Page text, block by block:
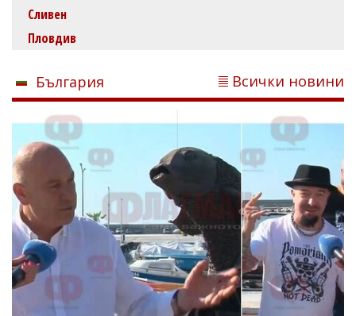
Сливен
Пловдив
България Всички новини